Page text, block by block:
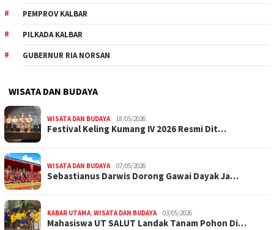
PEMPROV KALBAR
PILKADA KALBAR
GUBERNUR RIA NORSAN
WISATA DAN BUDAYA
WISATA DAN BUDAYA 18/05/2026
Festival Keling Kumang IV 2026 Resmi Dit…
WISATA DAN BUDAYA 07/05/2026
Sebastianus Darwis Dorong Gawai Dayak Ja…
KABAR UTAMA, WISATA DAN BUDAYA 03/05/2026
Mahasiswa UT SALUT Landak Tanam Pohon Di…